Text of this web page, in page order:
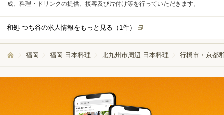
成、料理・ドリンクの提供、接客及び片付け等を行っていただきます。
和処 つち谷の求人情報をもっと見る（ 1件）
福岡 福岡 日本料理 北九州市周辺 日本料理 行橋市・京都